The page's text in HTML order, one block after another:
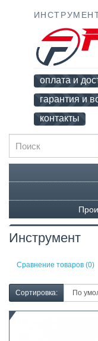
оплата и
гарантия и
контакты
Инструмент
Сравнение товаров (0)
Сортировка: